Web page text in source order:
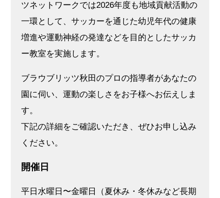
ツネットワークでは2026年度も地域貢献活動の
一環として、サッカーを通じた幼児年代の健康
増進や運動神経の発達などを目的としたサッカ
ー教室を実施します。
ブラウブリッツ秋田のプロの指導者があなたの
園に伺い、運動の楽しさをお子様へお伝えしま
す。
下記の詳細をご確認いただき、ぜひお申し込み
ください。
開催⽇
平⽇⽔曜⽇〜⾦曜⽇（夏休み・冬休みなど⻑期